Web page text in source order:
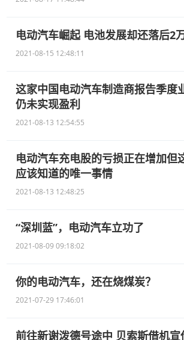
电动汽车崛起 电池发展却还落后2
2021-08-15 12:48:11
这家中国电动汽车制造商报告季度
仍未实现盈利
2021-08-13 12:54:55
电动汽车充电股的亏损正在增加但
应该知道的唯一事情
2021-08-13 12:48:25
“深圳蓝”，电动汽车立功了
2021-08-09 09:18:02
你的电动汽车，还在烧煤炭？
2021-07-29 17:46:01
前往新谢泼德号途中 贝索斯借机